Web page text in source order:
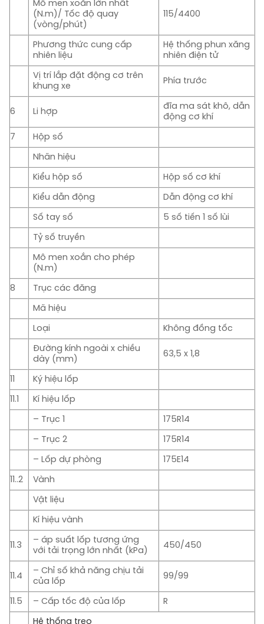
Mô men xoắn lớn nhất
(N.m)/ Tốc độ quay
(vòng/phút)
115/4400
Phương thức cung cấp
nhiên liệu
Hệ thống phun xăng
nhiên điện tử
Vị trí lắp đặt động cơ trên
khung xe
Phía trước
6 Li hợp
đĩa ma sát khô, dẫn
động cơ khí
7 Hộp số
Nhãn hiệu
Kiểu hộp số Hộp số cơ khí
Kiểu dẫn động Dẫn động cơ khí
Số tay số 5 số tiến 1 số lùi
Tỷ số truyền
Mô men xoắn cho phép
(N.m)
8 Trục các đăng
Mã hiệu
Loại Không đồng tốc
Đường kính ngoài x chiều
dày (mm)
63,5 x 1,8
Ký hiệu lốp
11.1 Kí hiệu lốp
– Trục 1 175R14
– Trục 2 175R14
– Lốp dự phòng 175E14
11..2 Vành
Vật liệu
Kí hiệu vành
11.3
– áp suất lốp tương ứng
với tải trọng lớn nhất (kPa)
450/450
11.4
– Chỉ số khả năng chịu tải
của lốp
99/99
11.5 – Cấp tốc độ của lốp R
Hệ thống treo